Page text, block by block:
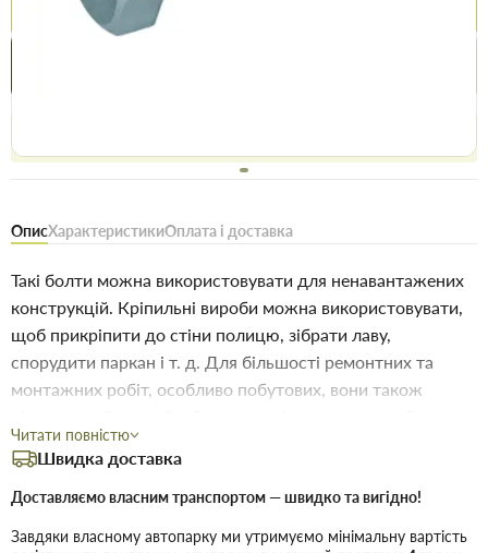
ОписХарактеристикиОплата і доставка
Такі болти можна використовувати для ненавантажених
конструкцій. Кріпильні вироби можна використовувати,
щоб прикріпити до стіни полицю, зібрати лаву,
спорудити паркан і т. д. Для більшості ремонтних та
монтажних робіт, особливо побутових, вони також
для забезпечення стійкості до корозії та окислення.
Цинкове покриття може забезпечити підвищену стійкість
до зношування та пошкоджень, що дозволяє збільшити
термін служби. • Довжина: 100 мм • Діаметр: 12 мм •
Читати повністю
Швидка доставка
Доставляємо власним транспортом — швидко та вигідно!
Завдяки власному автопарку ми утримуємо мінімальну вартість